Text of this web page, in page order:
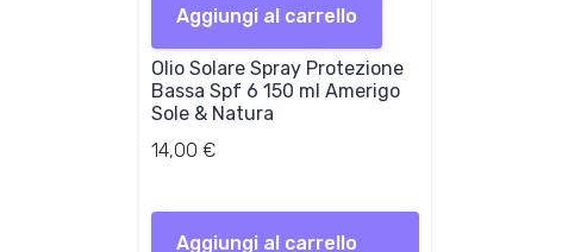
Aggiungi al carrello
Olio Solare Spray Protezione
Bassa Spf 6 150 ml Amerigo
Sole & Natura
14,00 €
Aggiungi al carrello